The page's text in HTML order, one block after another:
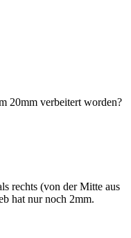
20mm verbeitert worden?
rechts (von der Mitte aus
hat nur noch 2mm.